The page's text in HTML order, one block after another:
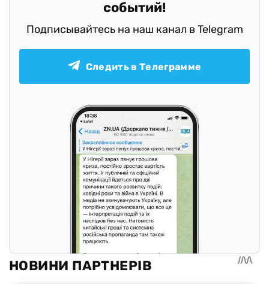
событий!
Подписывайтесь на наш канал в Telegram
Следить в Телеграмме